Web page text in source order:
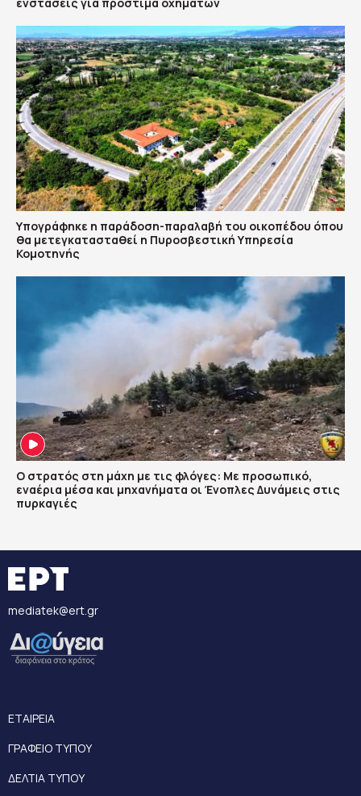
ενστάσεις για πρόστιμα οχημάτων
Υπογράφηκε η παράδοση-παραλαβή του οικοπέδου όπου
θα μετεγκατασταθεί η Πυροσβεστική Υπηρεσία
Κομοτηνής
Ο στρατός στη μάχη με τις φλόγες: Με προσωπικό,
εναέρια μέσα και μηχανήματα οι Ένοπλες Δυνάμεις στις
πυρκαγιές
mediatek@ert.gr
ΕΤΑΙΡΕΙΑ
ΓΡΑΦΕΙΟ ΤΥΠΟΥ
ΔΕΛΤΙΑ ΤΥΠΟΥ